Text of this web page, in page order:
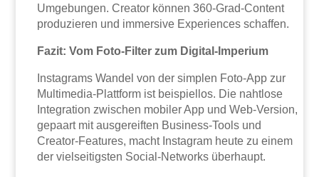
Umgebungen. Creator können 360-Grad-Content
produzieren und immersive Experiences schaffen.
Fazit: Vom Foto-Filter zum Digital-Imperium
Instagrams Wandel von der simplen Foto-App zur
Multimedia-Plattform ist beispiellos. Die nahtlose
Integration zwischen mobiler App und Web-Version,
gepaart mit ausgereiften Business-Tools und
Creator-Features, macht Instagram heute zu einem
der vielseitigsten Social-Networks überhaupt.